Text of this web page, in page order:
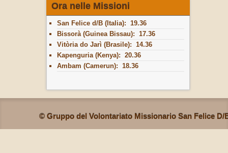
Ora nelle Missioni
San Felice d/B (Italia): 19.36
Bissorà (Guinea Bissau): 17.36
Vitòria do Jarì (Brasile): 14.36
Kapenguria (Kenya): 20.36
Ambam (Camerun): 18.36
© Gruppo del Volontariato Missionario San Felice D/